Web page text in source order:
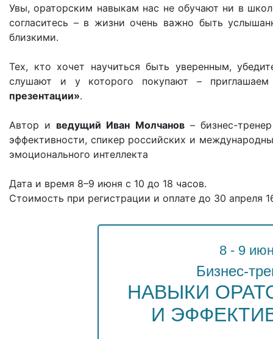
Увы, ораторским навыкам нас не обучают ни в
согласитесь – в жизни очень важно быть
близкими.
Тех, кто хочет научиться быть уверенным,
слушают и у которого покупают –
презентации».
Автор и ведущий Иван Молчанов– бизнес-
эффективности, спикер российских и
эмоционального интеллекта
Дата и время 8–9 июня с 10 до 18 часов.
Стоимость при регистрации и оплате до 30 апреля
8 - 9
Бизнес-
НАВЫКИ
И